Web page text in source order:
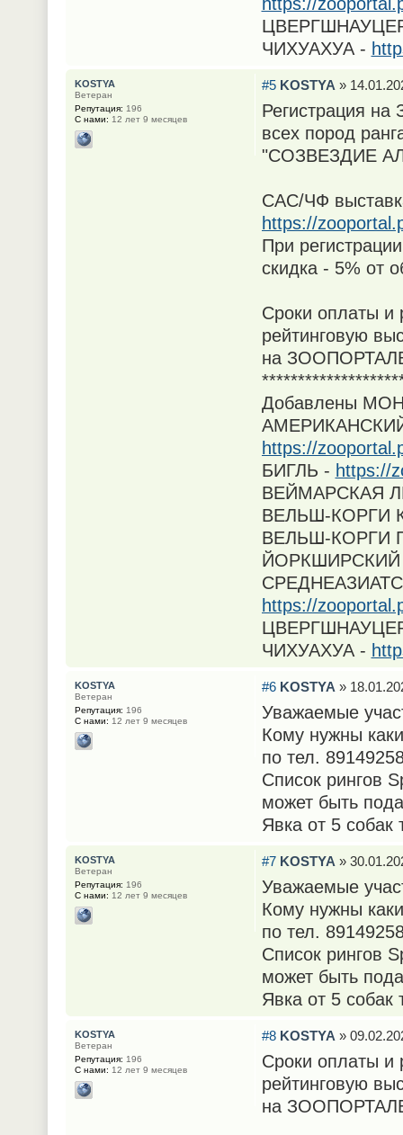
ЧИХУАХУА -
#5 KOSTYA »
Регистрация
всех пород
"СОЗВЕЗДИЕ
САС/ЧФ
https://
При
скидка - 5% от
Сроки оплаты и
рейтинговую
на
Добавлены
https://
БИГЛЬ - https://
ВЕЙМАРСКАЯ
ВЕЛЬШ-КОРГИ
ВЕЛЬШ-КОРГИ
https://
ЧИХУАХУА -
KOSTYA
Ветеран
Репутация: 196
С нами: 12 лет 9 месяцев
#6 KOSTYA »
Уважаемые
Кому нужны
по тел.
Список рингов
может быть
Явка от 5 собак
KOSTYA
Ветеран
Репутация: 196
С нами: 12 лет 9 месяцев
#7 KOSTYA »
Уважаемые
Кому нужны
по тел.
Список рингов
может быть
Явка от 5 собак
KOSTYA
Ветеран
Репутация: 196
С нами: 12 лет 9 месяцев
#8 KOSTYA »
Сроки оплаты и
рейтинговую
на
KOSTYA
Ветеран
Репутация: 196
С нами: 12 лет 9 месяцев